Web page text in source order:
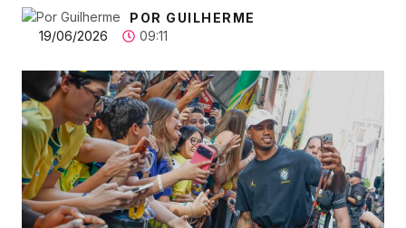
POR GUILHERME
19/06/2026
09:11